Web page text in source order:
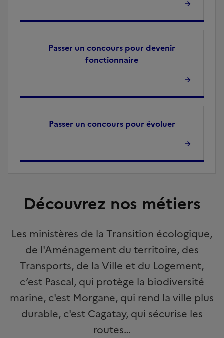
Passer un concours pour devenir
fonctionnaire
Passer un concours pour évoluer
Découvrez nos métiers
Les ministères de la Transition écologique,
de l'Aménagement du territoire, des
Transports, de la Ville et du Logement,
c’est Pascal, qui protège la biodiversité
marine, c'est Morgane, qui rend la ville plus
durable, c'est Cagatay, qui sécurise les
routes…